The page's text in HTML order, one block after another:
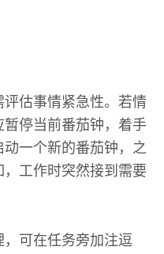
估事情紧急性。若情
停当前番茄钟，着手
一个新的番茄钟，之
工作时突然接到需要
可在任务旁加注逗